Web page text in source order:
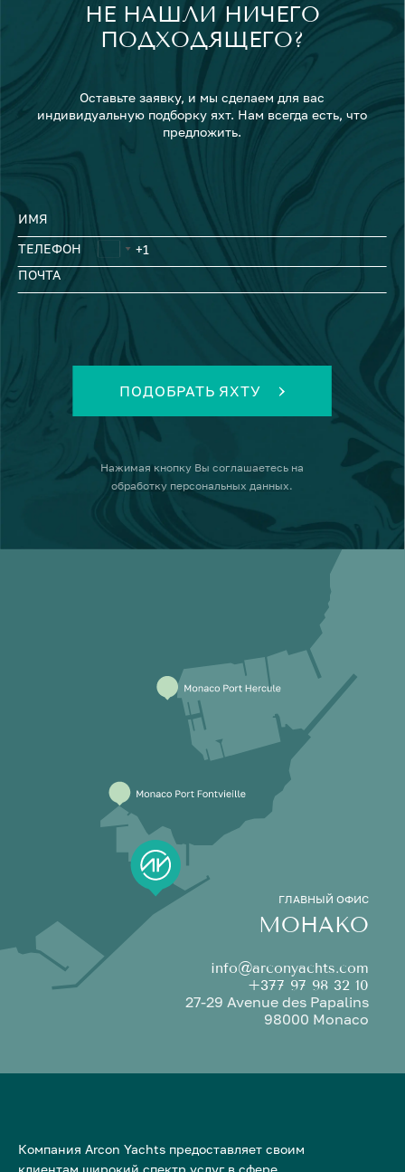
НЕ НАШЛИ НИЧЕГО
ПОДХОДЯЩЕГО?
Оставьте заявку, и мы сделаем для вас
индивидуальную подборку яхт. Нам всегда есть, что
предложить.
ИМЯ
ТЕЛЕФОН
ПОЧТА
ПОДОБРАТЬ ЯХТУ
Нажимая кнопку Вы соглашаетесь на
обработку персональных данных.
ГЛАВНЫЙ ОФИС
МОНАКО
info@arconyachts.com
+377 97 98 32 10
27-29 Avenue des Papalins
98000 Monaco
Компания Arcon Yachts предоставляет своим
клиентам широкий спектр услуг в сфере